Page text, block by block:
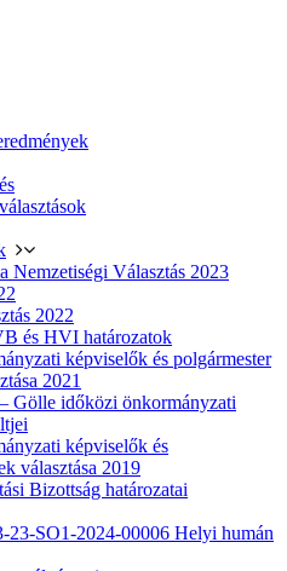
Nemzetiségi Választás 2023
2022
és HVI határozatok
képviselők és polgármester
2021
Gölle időközi önkormányzati
képviselők és
választása 2019
Bizottság határozatai
SO1-2024-00006 Helyi humán